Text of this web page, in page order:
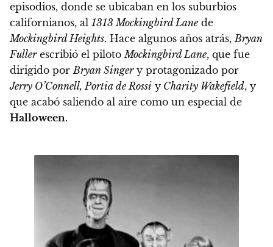
episodios, donde se ubicaban en los suburbios
californianos, al 1313 Mockingbird Lane de
Mockingbird Heights. Hace algunos años atrás,Bryan
Fullerescribió el pilotoMockingbird Lane, que fue
dirigido porBryan Singery protagonizado por
Jerry O’Connell, Portia de Rossi y Charity Wakefield, y
que acabó saliendo al aire como un especial de
Halloween.